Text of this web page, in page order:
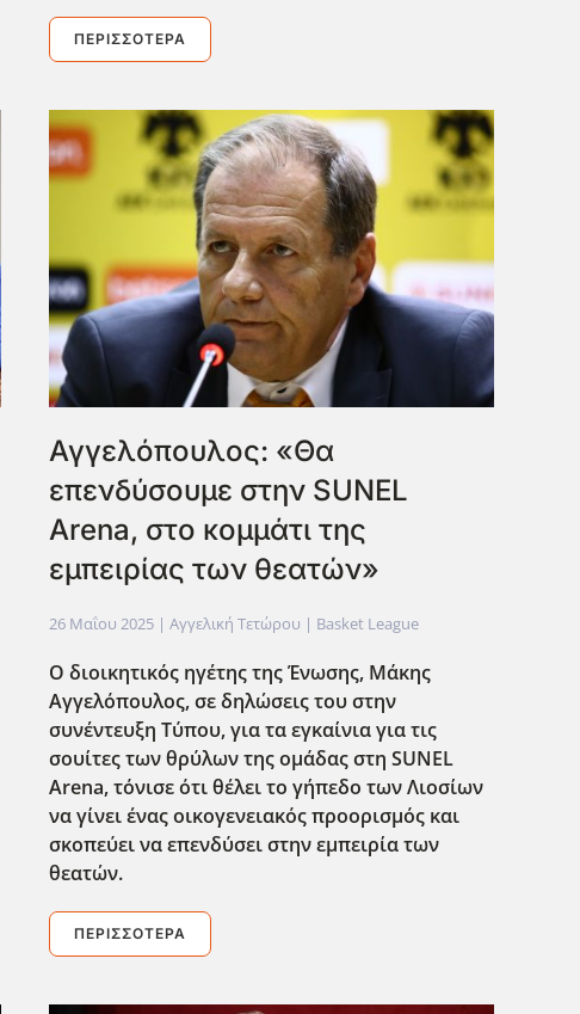
ΠΕΡΙΣΣΌΤΕΡΑ
Αγγελόπουλος: «Θα
επενδύσουμε στην SUNEL
Arena, στο κομμάτι της
εμπειρίας των θεατών»
26 Μαΐου 2025| Αγγελική Τετώρου | Basket League
Ο διοικητικός ηγέτης της Ένωσης, Μάκης
Αγγελόπουλος, σε δηλώσεις του στην
συνέντευξη Τύπου, για τα εγκαίνια για τις
σουίτες των θρύλων της ομάδας στη SUNEL
Arena, τόνισε ότι θέλει το γήπεδο των Λιοσίων
να γίνει ένας οικογενειακός προορισμός και
σκοπεύει να επενδύσει στην εμπειρία των
θεατών.
ΠΕΡΙΣΣΌΤΕΡΑ